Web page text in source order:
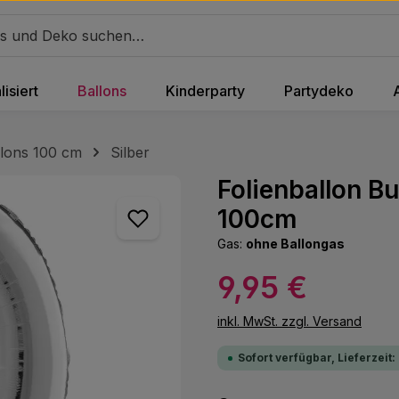
Ballons Kinderparty Partydeko
100 cm
Silber
Folienballon
100cm
Gas: ohne Ballongas
Regulärer Preis:
9,95 €
inkl. MwSt. zzgl. Versand
Sofort verfügbar, Lieferzeit: